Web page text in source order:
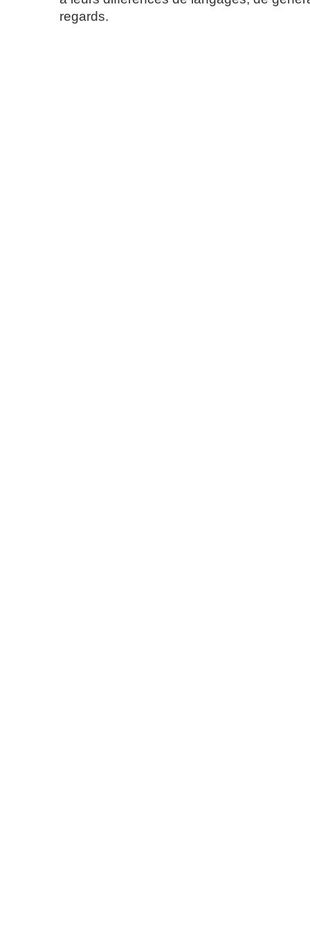
regards.